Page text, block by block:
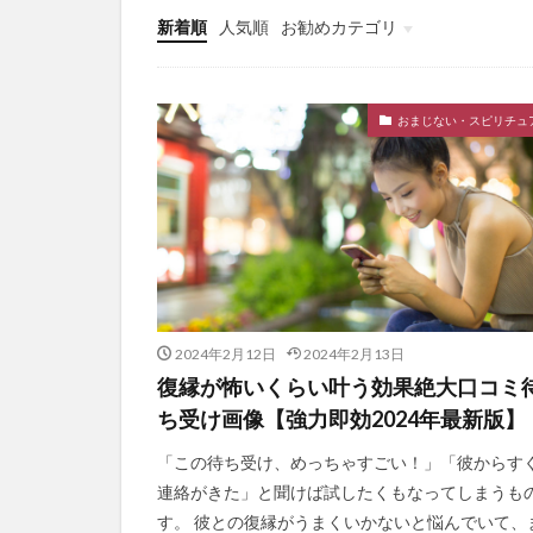
新着順 人気順
お勧めカテゴリ
未分類
おまじない・スピリチュ
2024年2月12日 2024年2月13日
復縁が怖いくらい叶う効果絶大口コミ
ち受け画像【強力即効2024年最新版】
「この待ち受け、めっちゃすごい！」「彼からす
連絡がきた」と聞けば試したくもなってしまうも
す。 彼との復縁がうまくいかないと悩んでいて、